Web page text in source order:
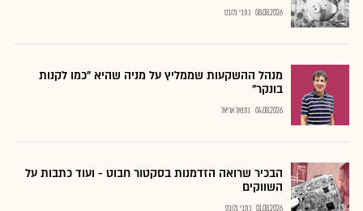
08.08.2026 כתבי גלובס
מנהל ההשקעות שממליץ על מניה שהיא "כמו לקנות
בונקר"
04.08.2026 נתנאל אריאל
הבכיר שרואה הזדמנות בסקטור חבוט - ועוד כתבות על
השווקים
01.08.2026 כתבי גלובס